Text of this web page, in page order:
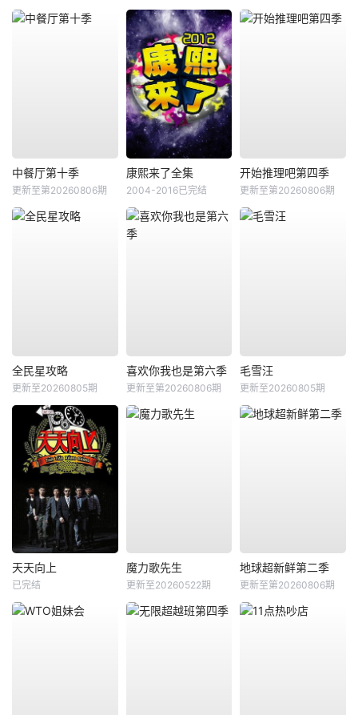
中餐厅第十季
更新至第20260806期
康熙来了全集
2004-2016已完结
开始推理吧第四季
更新至第20260806期
全民星攻略
更新至20260805期
喜欢你我也是第六季
更新至第20260806期
毛雪汪
更新至20260805期
天天向上
已完结
魔力歌先生
更新至20260522期
地球超新鲜第二季
更新至第20260806期